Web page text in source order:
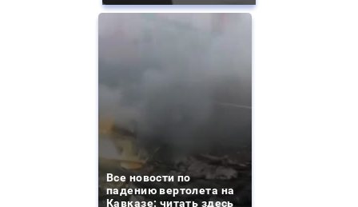
Все новости по
падению вертолета на
Кавказе: читать здесь